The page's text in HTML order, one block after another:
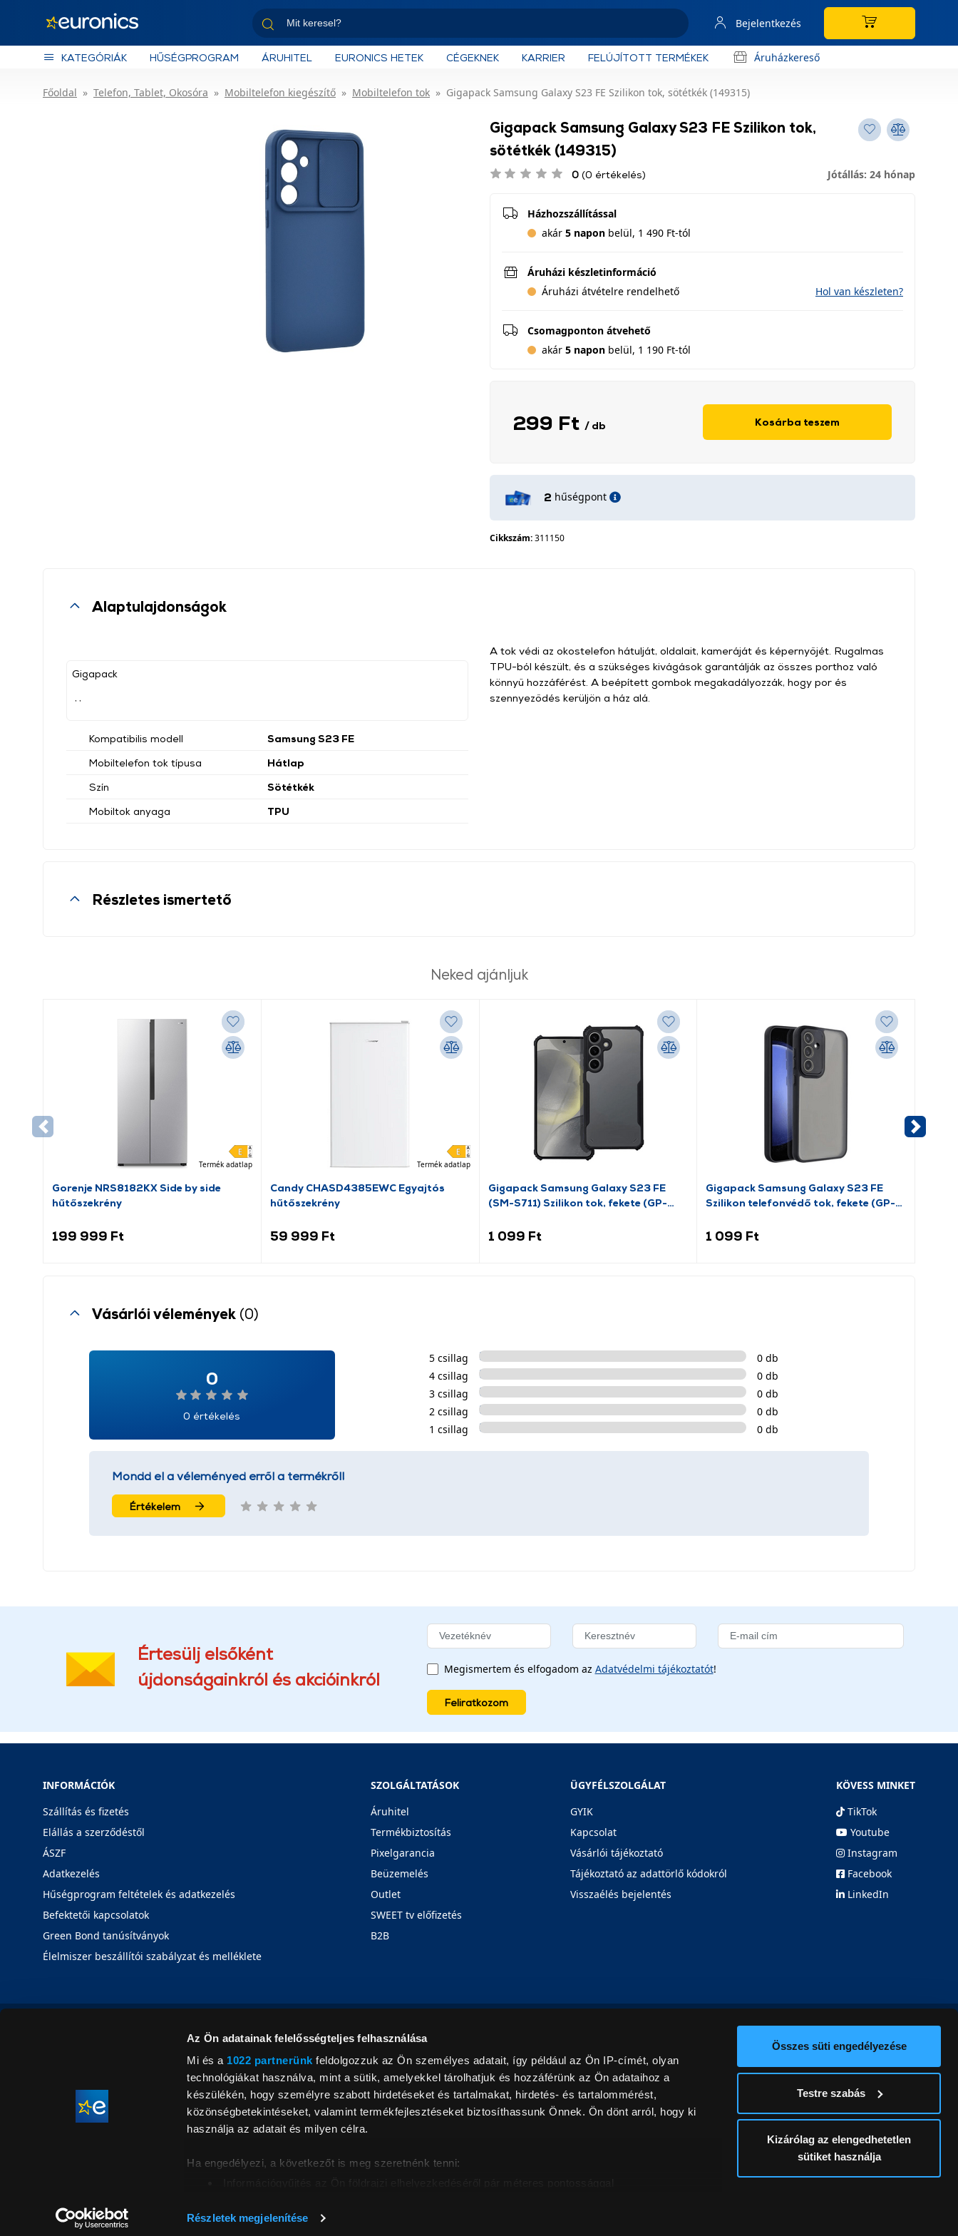
Az Ön adatainak felelősségteljes felhasználása
Mi és a 1022 partnerünk feldolgozzuk az Ön személyes adatait, így például az Ön IP-címét, olyan
technológiákat használva, mint a sütik, amelyekkel tárolhatjuk és hozzáférünk az Ön adataihoz a
készülékén, hogy személyre szabott hirdetéseket és tartalmakat, hirdetés- és tartalommérést,
közönségbetekintéseket, valamint termékfejlesztéseket biztosíthassunk Önnek. Ön dönt arról, hogy ki
használja az adatait és milyen célra.
Ha engedélyezi, a következőt is meg szeretnénk tenni:
ellenőrzésével
Részletek megjelenítése
Összes süti engedélyezése
Testre szabás
Kizárólag az elengedhetetlen
sütiket használja
Bejelentkezés
KATEGÓRIÁK HŰSÉGPROGRAM ÁRUHITEL EURONICS HETEK CÉGEKNEK KARRIER FELÚJÍTOTT TERMÉKEK Áruházkereső
Főoldal Telefon, Tablet, Okosóra Mobiltelefon kiegészítő Mobiltelefon tok Gigapack Samsung Galaxy S23 FE Szilikon tok, sötétkék (149315)
Gigapack Samsung Galaxy S23 FE Szilikon tok,
sötétkék (149315)
0 (0 értékelés) Jótállás: 24 hónap
Házhozszállítással
akár 5 napon belül, 1 490 Ft-tól
Áruházi készletinformáció
Áruházi átvételre rendelhető
Hol van készleten?
Csomagponton átvehető
akár 5 napon belül, 1 190 Ft-tól
299 Ft / db Kosárba teszem
2 hűségpont
Cikkszám:311150
Alaptulajdonságok
Gigapack
Kompatibilis modell
Samsung S23 FE
Mobiltelefon tok típusa
Hátlap
Szín
Sötétkék
Mobiltok anyaga
TPU
A tok védi az okostelefon hátulját, oldalait, kameráját és képernyőjét. Rugalmas
TPU-ból készült, és a szükséges kivágások garantálják az összes porthoz való
könnyű hozzáférést. A beépített gombok megakadályozzák, hogy por és
szennyeződés kerüljön a ház alá.
Részletes ismertető
Neked ajánljuk
Termék adatlap
Gorenje NRS8182KX Side by side
hűtőszekrény
199 999 Ft
Termék adatlap
Candy CHASD4385EWC Egyajtós
hűtőszekrény
59 999 Ft
Gigapack Samsung Galaxy S23 FE
(SM-S711) Szilikon tok, fekete (GP-
1 099 Ft
Gigapack Samsung Galaxy S23 FE
Szilikon telefonvédő tok, fekete (GP-
1 099 Ft
Vásárlói vélemények (0)
0
0 értékelés
5 csillag
0 db
4 csillag
0 db
3 csillag
0 db
2 csillag
0 db
1 csillag
0 db
Mondd el a véleményed erről a termékről!
Értékelem
Értesülj elsőként
újdonságainkról és akcióinkról
Megismertem és elfogadom az Adatvédelmi tájékoztatót!
Feliratkozom
INFORMÁCIÓK
Szállítás és fizetés
Elállás a szerződéstől
ÁSZF
Adatkezelés
Hűségprogram feltételek és adatkezelés
Befektetői kapcsolatok
Green Bond tanúsítványok
Élelmiszer beszállítói szabályzat és melléklete
SZOLGÁLTATÁSOK
Áruhitel
Termékbiztosítás
Pixelgarancia
Beüzemelés
Outlet
SWEET tv előfizetés
B2B
ÜGYFÉLSZOLGÁLAT
GYIK
Kapcsolat
Vásárlói tájékoztató
Tájékoztató az adattörlő kódokról
Visszaélés bejelentés
KÖVESS MINKET
TikTok
Youtube
Instagram
Facebook
LinkedIn
© 2026. Minden jog fenntartva! Euronics Műszaki Áruházlánc
feltüntetett árak, képek leírások tájékoztató jellegűek, és nem minősülnek ajánlattételnek, az esetleges pontatlanságért